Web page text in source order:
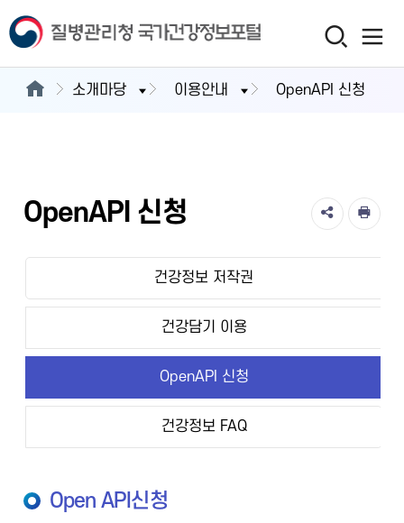
소개마당 이용안내 OpenAPI 신청
OpenAPI 신청
건강정보 저작권
건강담기 이용
OpenAPI 신청
건강정보 FAQ
Open API신청